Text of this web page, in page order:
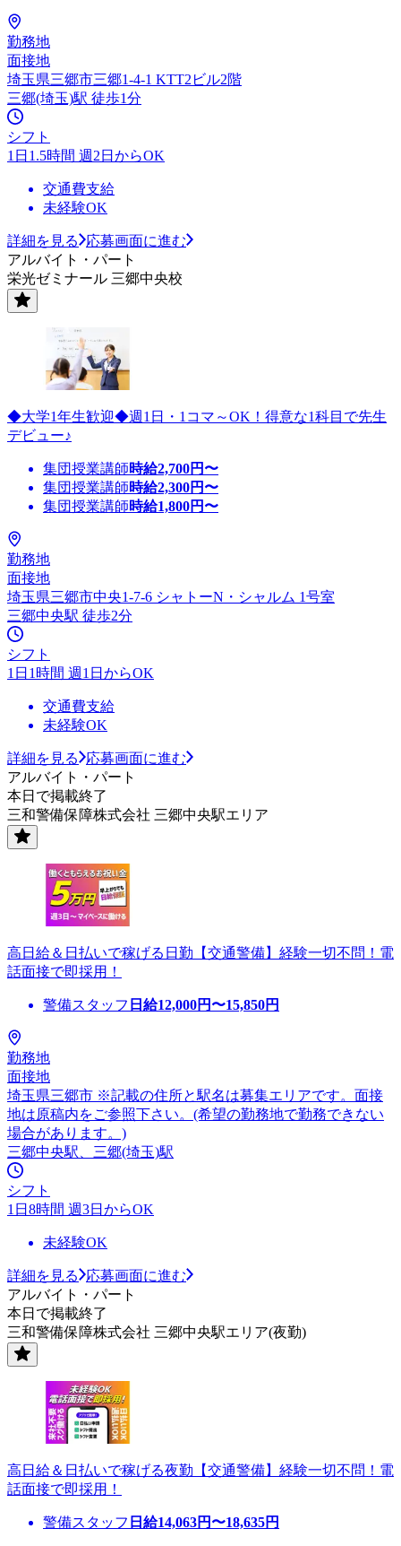
勤務地
面接地
埼玉県三郷市三郷1-4-1 KTT2ビル2階
三郷(埼玉)駅 徒歩1分
シフト
1日1.5時間 週2日からOK
交通費支給
未経験OK
詳細を見る
応募画面に進む
アルバイト・パート
栄光ゼミナール 三郷中央校
◆大学1年生歓迎◆週1日・1コマ～OK！得意な1科目で先生
デビュー♪
集団授業講師時給2,700円〜
集団授業講師時給2,300円〜
集団授業講師時給1,800円〜
勤務地
面接地
埼玉県三郷市中央1-7-6 シャトーN・シャルム 1号室
三郷中央駅 徒歩2分
シフト
1日1時間 週1日からOK
交通費支給
未経験OK
詳細を見る
応募画面に進む
アルバイト・パート
本日で掲載終了
三和警備保障株式会社 三郷中央駅エリア
高日給＆日払いで稼げる日勤【交通警備】経験一切不問！電
話面接で即採用！
警備スタッフ 日給12,000円〜15,850円
勤務地
面接地
埼玉県三郷市 ※記載の住所と駅名は募集エリアです。面接
地は原稿内をご参照下さい。(希望の勤務地で勤務できない
場合があります。)
三郷中央駅、三郷(埼玉)駅
シフト
1日8時間 週3日からOK
未経験OK
詳細を見る
応募画面に進む
アルバイト・パート
本日で掲載終了
三和警備保障株式会社 三郷中央駅エリア(夜勤)
高日給＆日払いで稼げる夜勤【交通警備】経験一切不問！電
話面接で即採用！
警備スタッフ 日給14,063円〜18,635円